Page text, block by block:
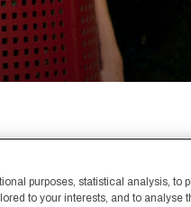
purposes, statistical analysis, to
to your interests, and to analyse